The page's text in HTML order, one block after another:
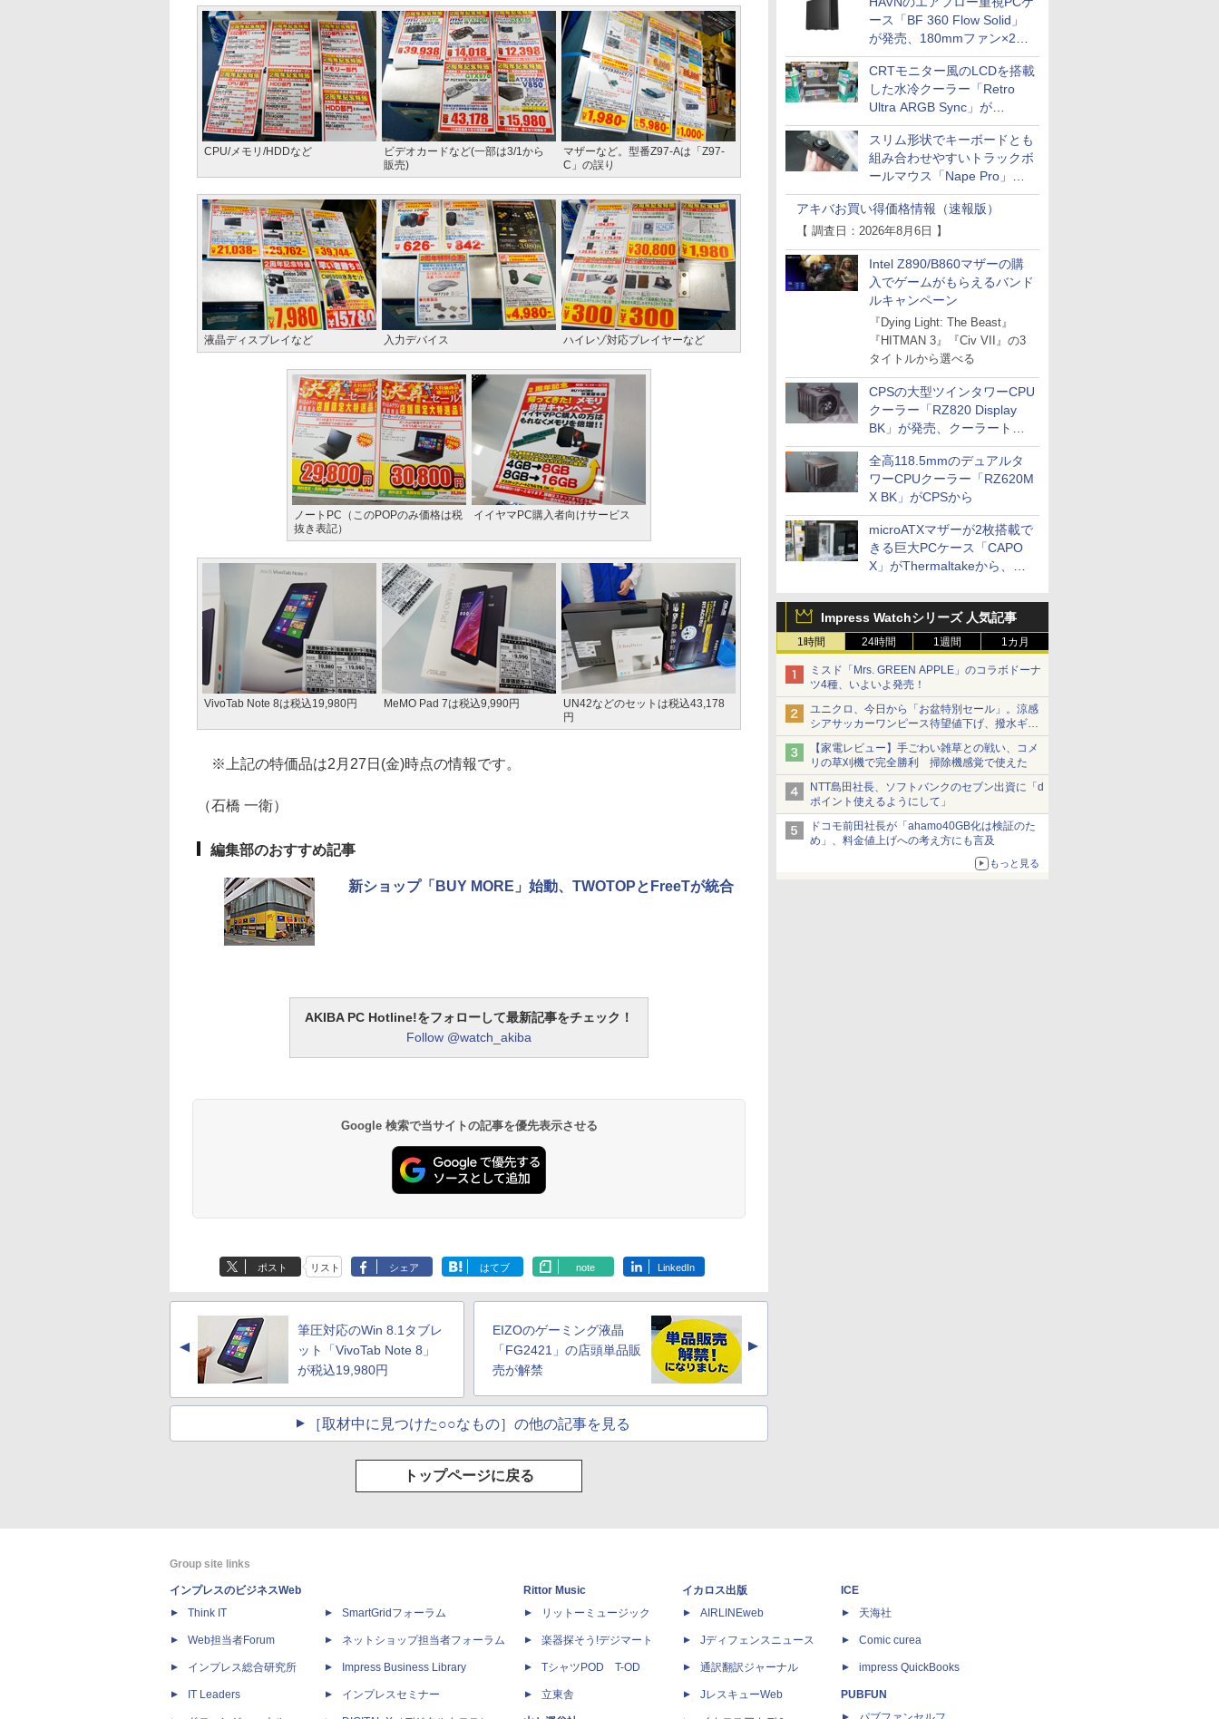
ース「BF 360 Flow Solid」
が発売、180mmファン×2搭
載
CRTモニター風のLCDを搭載
した水冷クーラー「Retro
Ultra ARGB Sync」が
Thermaltakeから
スリム形状でキーボードとも
組み合わせやすいトラックボ
ールマウス「Nape Pro」が
Keychronから
アキバお買い得価格情報（速報版）
【 調査日：2026年8月6日 】
Intel Z890/B860マザーの購
入でゲームがもらえるバンド
ルキャンペーン
『Dying Light: The Beast』
『HITMAN 3』『Civ VII』の3
タイトルから選べる
CPSの大型ツインタワーCPU
クーラー「RZ820 Display
BK」が発売、クーラートッ
プに5インチ液晶搭載
全高118.5mmのデュアルタ
ワーCPUクーラー「RZ620M
X BK」がCPSから
microATXマザーが2枚搭載で
きる巨大PCケース「CAPO
X」がThermaltakeから、カ
Impress Watchシリーズ 人気記事
1時間 24時間 1週間 1カ月
ミスド「Mrs. GREEN APPLE」のコラボドーナ
ツ4種、いよいよ発売！
ユニクロ、今日から「お盆特別セール」。涼感
シアサッカーワンピース待望値下げ、撥水ギア
ショーツは1990円に
【家電レビュー】手ごわい雑草との戦い、コメ
リの草刈機で完全勝利 掃除機感覚で使えた
NTT島田社長、ソフトバンクのセブン出資に「d
ポイント使えるようにして」
ドコモ前田社長が「ahamo40GB化は検証のた
め」、料金値上げへの考え方にも言及
もっと見る
CPU/メモリ/HDDなど
ビデオカードなど(一部は3/1から
販売)
マザーなど。型番Z97-Aは「Z97-
C」の誤り
液晶ディスプレイなど 入力デバイス ハイレゾ対応プレイヤーなど
ノートPC（このPOPのみ価格は税
抜き表記）
イイヤマPC購入者向けサービス
VivoTab Note 8は税込19,980円 MeMO Pad 7は税込9,990円
UN42などのセットは税込43,178
円
※上記の特価品は2月27日(金)時点の情報です。
（石橋 一衛）
編集部のおすすめ記事
新ショップ「BUY MORE」始動、TWOTOPとFreeTが統合
AKIBA PC Hotline!をフォローして最新記事をチェック！
Follow @watch_akiba
Google 検索で当サイトの記事を優先表示させる
ポスト リスト シェア はてブ note LinkedIn
▲
筆圧対応のWin 8.1タブレ
ット「VivoTab Note 8」
が税込19,980円
EIZOのゲーミング液晶
「FG2421」の店頭単品販
売が解禁
▲
［取材中に見つけた○○なもの］の他の記事を見る
トップページに戻る
Group site links
インプレスのビジネスWeb
Think IT
Web担当者Forum
インプレス総合研究所
IT Leaders
SmartGridフォーラム
ネットショップ担当者フォーラム
Impress Business Library
インプレスセミナー
Rittor Music
リットーミュージック
楽器探そう!デジマート
TシャツPOD T-OD
立東舎
イカロス出版
AIRLINEweb
Jディフェンスニュース
通訳翻訳ジャーナル
JレスキューWeb
ICE
天海社
Comic curea
impress QuickBooks
PUBFUN